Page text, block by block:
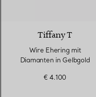
Tiffany T
Wire Ehering mit
Diamanten in Gelbgold
€ 4.100